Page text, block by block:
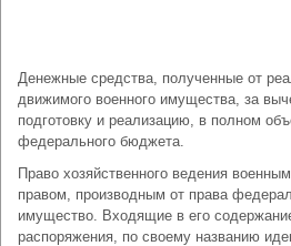
Денежные средства, полученные от
движимого военного имущества, за
подготовку и реализацию, в полном
федерального бюджета.
Право хозяйственного ведения
правом, производным от права
имущество. Входящие в его
распоряжения, по своему названию